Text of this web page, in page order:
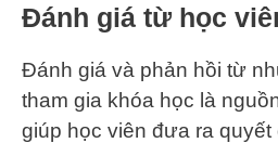
Đánh giá từ học
Đánh giá và phản hồi từ
tham gia khóa học là
giúp học viên đưa ra quyết